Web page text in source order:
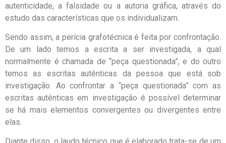
autenticidade, a falsidade ou a autoria gráfica, através do
estudo das características que os individualizam.
Sendo assim, a perícia grafotécnica é feita por confrontação.
De um lado temos a escrita a ser investigada, a qual
normalmente é chamada de “peça questionada”, e do outro
temos as escritas autênticas da pessoa que está sob
investigação. Ao confrontar a “peça questionada” com as
escritas autênticas em investigação é possível determinar
se há mais elementos convergentes ou divergentes entre
elas.